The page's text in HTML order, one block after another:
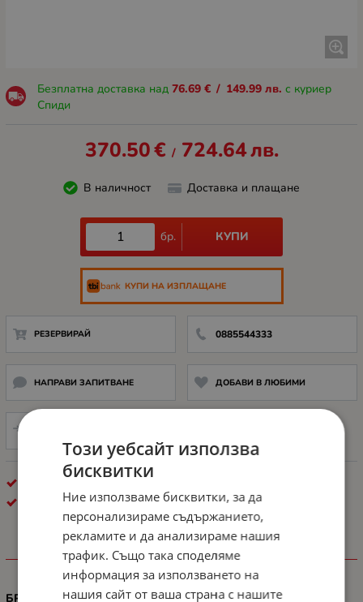
Безплатна доставка над 76.69 € / 149.99 лв. с куриер
Спиди
370.50€ / 724.64лв.
В наличност Доставка и плащане
бр. КУПИ
КУПИ НА ИЗПЛАЩАНЕ
РЕЗЕРВИРАЙ 0885544333
НАПРАВИ ЗАПИТВАНЕ ДОБАВИ В ЛЮБИМИ
КОНСУМАТИВИ ЗА ЛАЗЕРЕН ПЕЧАТ
LEXMARK
ХАРАКТЕРИСТИКИ
БРОЙ СТРАНИЦИ
Този уебсайт използва
бисквитки
Ние използваме бисквитки, за да
персонализираме съдържанието,
рекламите и да анализираме нашия
трафик. Също така споделяме
информация за използването на
нашия сайт от ваша страна с нашите